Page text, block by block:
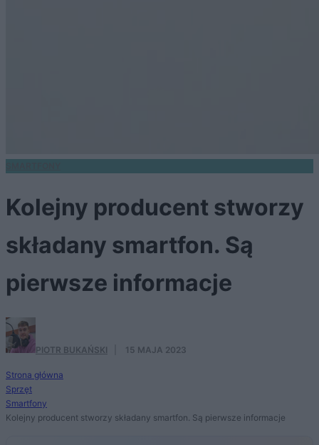
Kolejny producent stworzy
składany smartfon. Są
pierwsze informacje
PIOTR BUKAŃSKI 15 MAJA 2023
Strona główna
Sprzęt
Smartfony
Kolejny producent stworzy składany smartfon. Są pierwsze informacje